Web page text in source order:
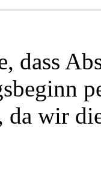
dass
da wir